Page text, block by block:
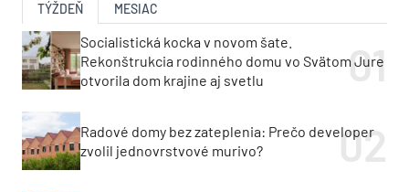
TÝŽDEŇ MESIAC
Socialistická kocka v novom šate.
Rekonštrukcia rodinného domu vo Svätom Jure
otvorila dom krajine aj svetlu
Radové domy bez zateplenia: Prečo developer
zvolil jednovrstvové murivo?